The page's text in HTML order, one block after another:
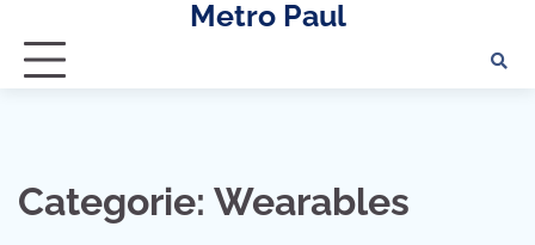
content
Metro Paul
Categorie: Wearables